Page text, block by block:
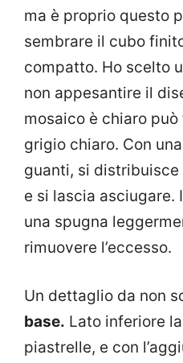
ma è proprio questo
sembrare il cubo
compatto. Ho scelto
non appesantire il
mosaico è chiaro
grigio chiaro. Con
guanti, si
e si lascia asciugare.
una spugna
rimuovere l’eccesso.
Un dettaglio da non
base. Lato inferiore
piastrelle, e con